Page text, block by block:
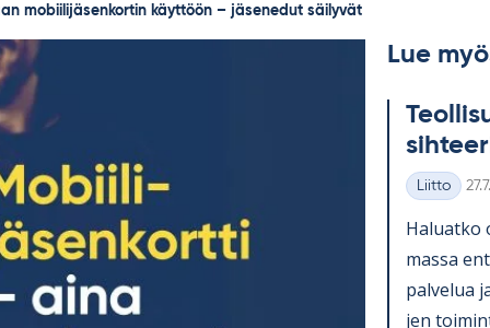
mobiilijäsenkortin käyttöön – jäsenedut säilyvät
Lue
Kategoriat
Liitto
Ha­luatko
massa
pal­ve­lua
jen